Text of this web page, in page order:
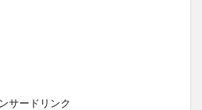
サードリンク